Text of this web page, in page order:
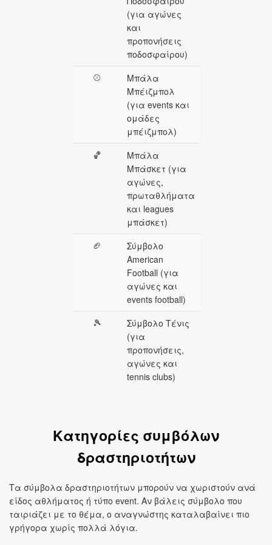
(για αγώνες
και
προπονήσεις
ποδοσφαίρου)
⚾
Μπάλα
Μπέιζμπολ
(για events και
ομάδες
μπέιζμπολ)
🏀
Μπάλα
Μπάσκετ (για
αγώνες,
πρωταθλήματα
και leagues
μπάσκετ)
🏈
Σύμβολο
American
Football (για
αγώνες και
events football)
🎾
Σύμβολο Τένις
(για
προπονήσεις,
αγώνες και
tennis clubs)
Κατηγορίες συμβόλων
δραστηριοτήτων
Τα σύμβολα δραστηριοτήτων μπορούν να χωριστούν ανά
είδος αθλήματος ή τύπο event. Αν βάλεις σύμβολο που
ταιριάζει με το θέμα, ο αναγνώστης καταλαβαίνει πιο
γρήγορα χωρίς πολλά λόγια.